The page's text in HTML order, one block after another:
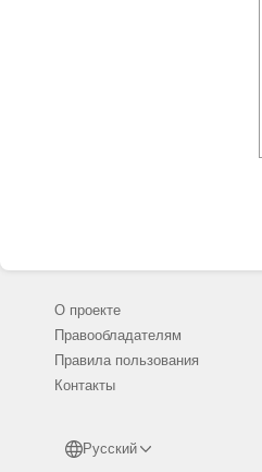
О проекте
Правообладателям
Правила пользования
Контакты
Русский